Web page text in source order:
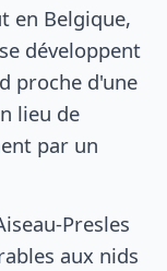
en Belgique,
développent
proche d'une
lieu de
par un
Presles
aux nids